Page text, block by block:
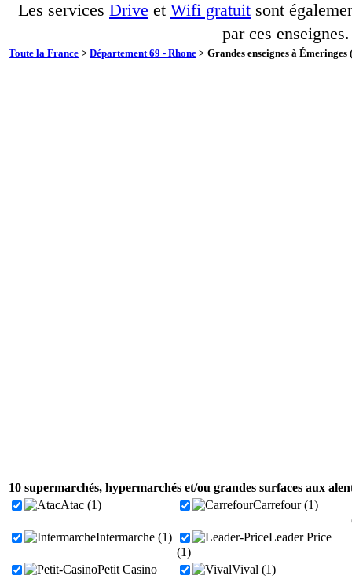
Les services Drive et Wifi gratuit sont
par ces enseignes.
Toute la France > Département 69 - Rhone > Grandes enseignes à
10 supermarchés, hypermarchés et/ou grandes surfaces aux
Atac (1)
Carrefour (1)
Intermarche (1)
Leader Price
(1)
Petit Casino
Vival (1)